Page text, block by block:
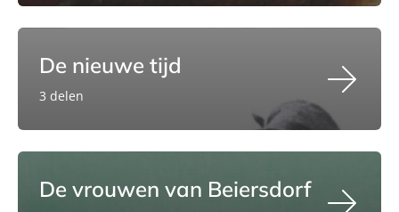
De nieuwe tijd
3 delen
De vrouwen van Beiersdorf